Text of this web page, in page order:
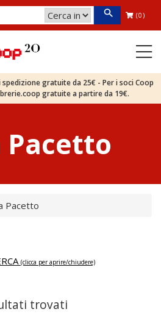
(0)
gratuite da 25€ - Per i soci Coop
gratuite a partire da 19€.
Pacetto
Pacetto
(clicca per aprire/chiudere)
trovati